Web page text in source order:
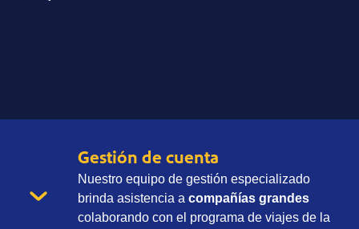
Gestión de cuenta
Nuestro equipo de gestión especializado
brinda asistencia a compañías grandes
colaborando con el programa de viajes de la